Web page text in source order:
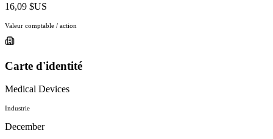
16,09 $US
Valeur comptable / action
Carte d'identité
Medical Devices
Industrie
December